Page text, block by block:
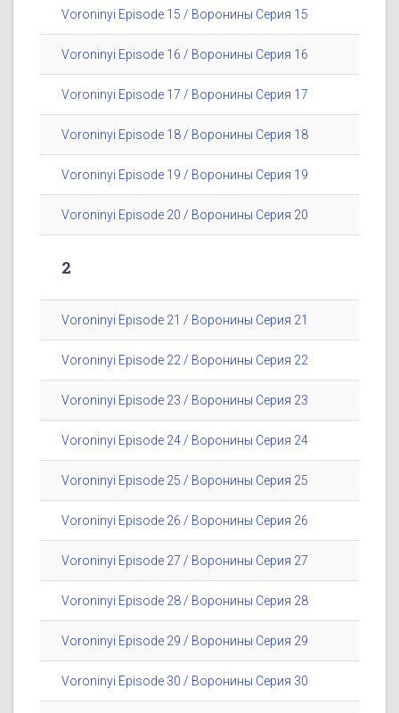
Voroninyi Episode 15 / Воронины Серия 15
Voroninyi Episode 16 / Воронины Серия 16
Voroninyi Episode 17 / Воронины Серия 17
Voroninyi Episode 18 / Воронины Серия 18
Voroninyi Episode 19 / Воронины Серия 19
Voroninyi Episode 20 / Воронины Серия 20
2
Voroninyi Episode 21 / Воронины Серия 21
Voroninyi Episode 22 / Воронины Серия 22
Voroninyi Episode 23 / Воронины Серия 23
Voroninyi Episode 24 / Воронины Серия 24
Voroninyi Episode 25 / Воронины Серия 25
Voroninyi Episode 26 / Воронины Серия 26
Voroninyi Episode 27 / Воронины Серия 27
Voroninyi Episode 28 / Воронины Серия 28
Voroninyi Episode 29 / Воронины Серия 29
Voroninyi Episode 30 / Воронины Серия 30